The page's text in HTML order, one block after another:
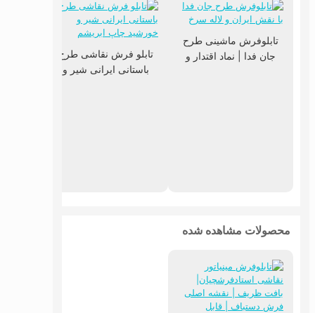
تابلوفرش ماشینی طرح
جان فدا | نماد اقتدار و
تابلو فرش نقاشی طرح
باستانی ایرانی شیر و
محصولات مشاهده شده